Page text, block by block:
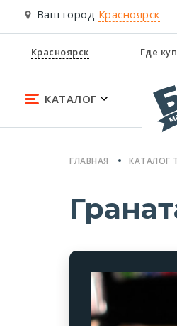
Ваш город Красноярск
Красноярск Где
КАТАЛОГ
ГЛАВНАЯ КАТАЛОГ